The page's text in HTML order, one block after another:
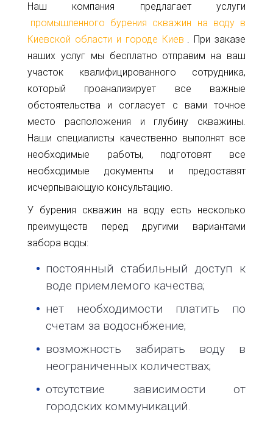
Наш компания предлагает услуги
промышленного бурения скважин на воду в
Киевской области и городе Киев . При заказе
наших услуг мы бесплатно отправим на ваш
участок квалифицированного сотрудника,
который проанализирует все важные
обстоятельства и согласует с вами точное
место расположения и глубину скважины.
Наши специалисты качественно выполнят все
необходимые работы, подготовят все
необходимые документы и предоставят
исчерпывающую консультацию.
У бурения скважин на воду есть несколько
преимуществ перед другими вариантами
забора воды:
постоянный стабильный доступ к
воде приемлемого качества;
нет необходимости платить по
счетам за водоснбжение;
возможность забирать воду в
неограниченных количествах;
отсутствие зависимости от
городских коммуникаций.